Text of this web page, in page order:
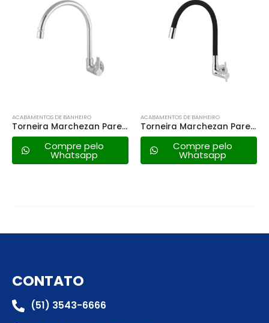
ACABAMENTOS DE BANHEIRO
Torneira Marchezan Parede C/arejador 1/4 de Volta – 5580 C91
Compre pelo
Whatsapp
ACABAMENTOS DE BANHEIRO
Torneira Marchezan Parede Gourmet 1/4 de Volta – 247587 C80 Preta
Compre pelo
Whatsapp
CONTATO
(51) 3543-6666